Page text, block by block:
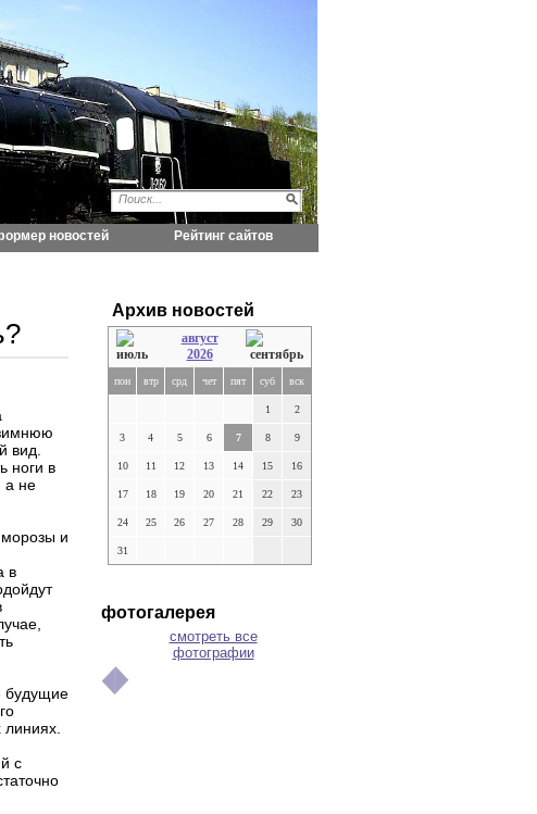
новостей Рейтинг сайтов
вид.
ноги в
а не
и
в
будущие
с
Архив новостей
август
2026
пон втр срд чет пят суб вск
1 2
3 4 5 6 7 8 9
10 11 12 13 14 15 16
17 18 19 20 21 22 23
24 25 26 27 28 29 30
31
фотогалерея
смотреть все
фотографии